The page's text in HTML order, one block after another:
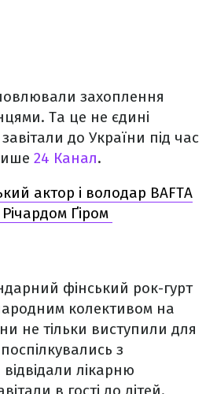
захоплення
Та це не єдині
завітали до України під час
24 Канал.
актор і володар BAFTA
Річардом Ґіром
фінський рок-гурт
колективом на
не тільки виступили для
з
лікарню